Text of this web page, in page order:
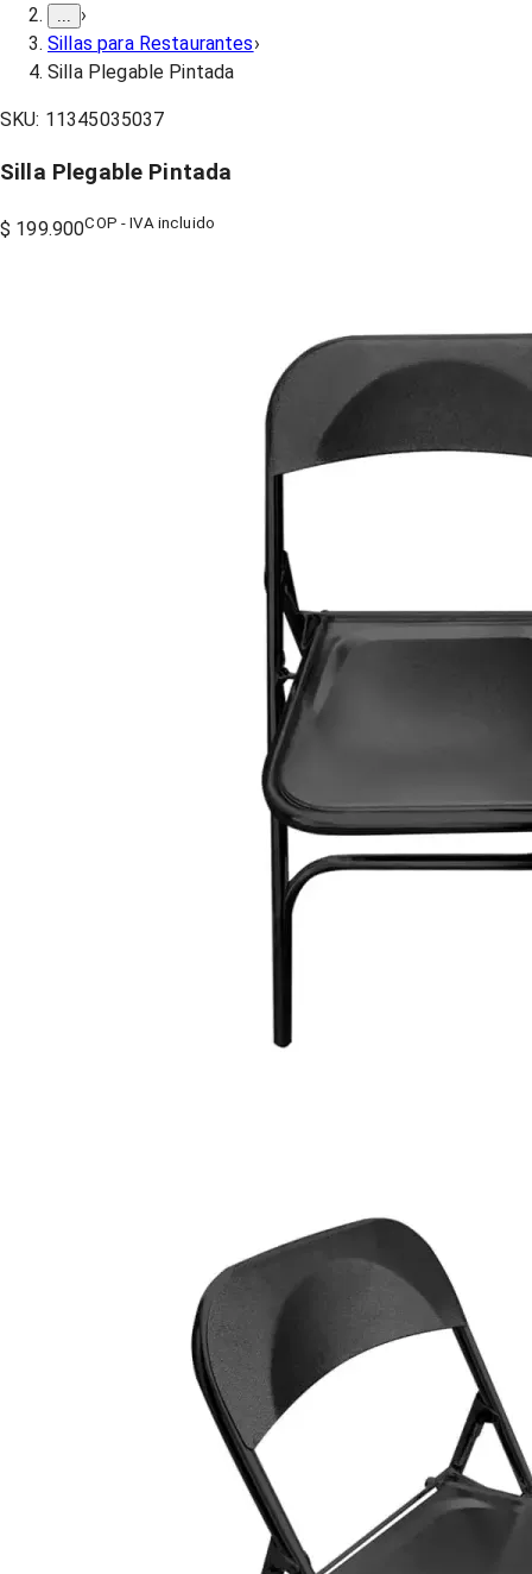
›
Sillas para Restaurantes›
Silla Plegable Pintada
SKU: 11345035037
Silla Plegable Pintada
$ 199.900COP - IVA incluido